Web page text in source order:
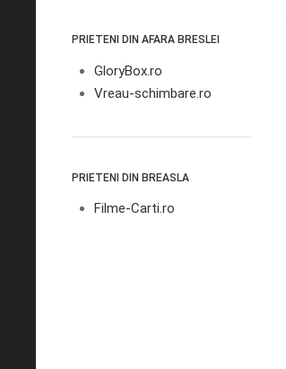
PRIETENI DIN AFARA BRESLEI
GloryBox.ro
Vreau-schimbare.ro
PRIETENI DIN BREASLA
Filme-Carti.ro